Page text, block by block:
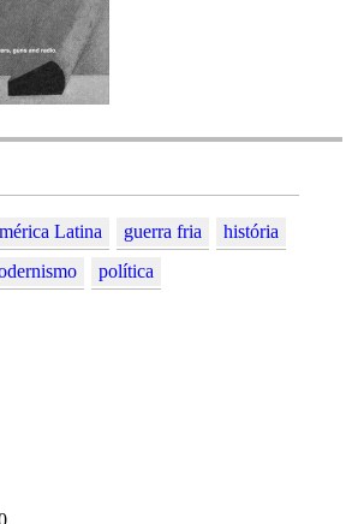
Latina guerra fria
história
política